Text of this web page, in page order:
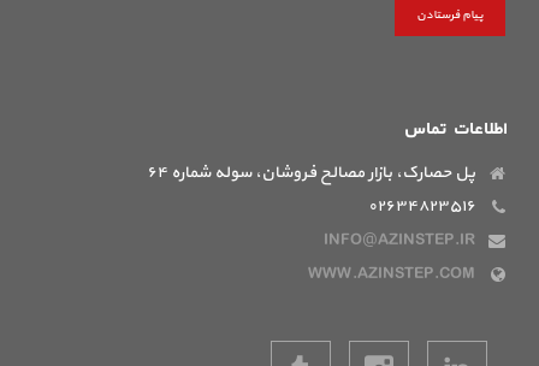
پیام فرستادن
اطلاعات تماس
پل حصارک، بازار مصالح فروشان، سوله شماره ۶۴
۰۲۶۳۴۸۲۳۵۱۶
INFO@AZINSTEP.IR
WWW.AZINSTEP.COM